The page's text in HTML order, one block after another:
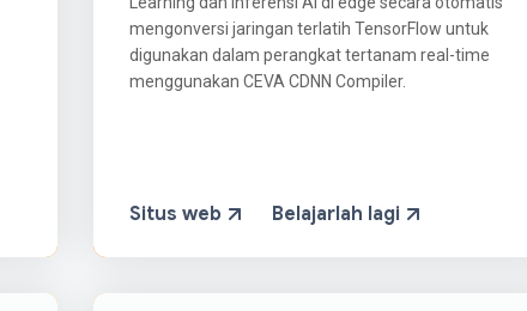
mengonversi jaringan terlatih TensorFlow untuk
digunakan dalam perangkat tertanam real-time
menggunakan CEVA CDNN Compiler.
Situs web Belajarlah lagi